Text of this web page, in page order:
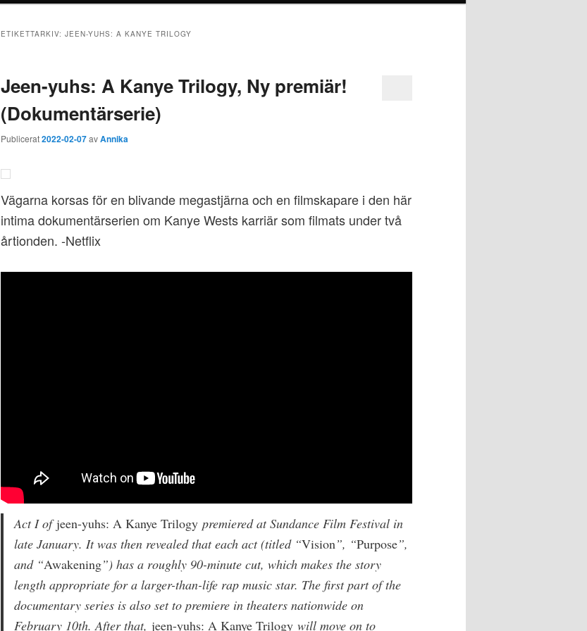
ETIKETTARKIV: JEEN-YUHS: A KANYE TRILOGY
Jeen-yuhs: A Kanye Trilogy, Ny premiär!
(Dokumentärserie)
Publicerat2022-02-07avAnnika
Vägarna korsas för en blivande megastjärna och en filmskapare i den här
intima dokumentärserien om Kanye Wests karriär som filmats under två
årtionden. -Netflix
Act I ofjeen-yuhs: A Kanye Trilogypremiered at Sundance Film Festival in
late January. It was then revealed that each act (titled “Vision”, “Purpose”,
and “Awakening”) has a roughly 90-minute cut, which makes the story
length appropriate for a larger-than-life rap music star. The first part of the
documentary series is also set to premiere in theaters nationwide on
February 10th. After that, jeen-yuhs: A Kanye Trilogywill move on to